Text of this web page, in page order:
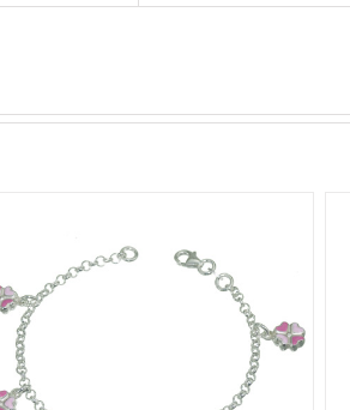
AÑADIR AL CARRITO QUICK VIEW